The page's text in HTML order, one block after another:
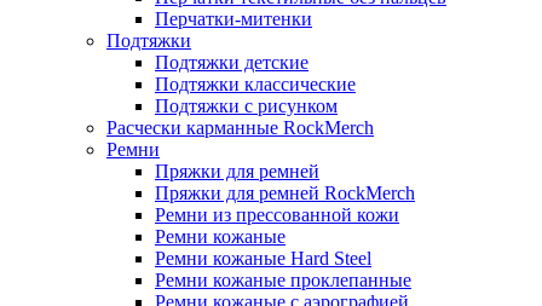
Перчатки-митенки
Подтяжки
Подтяжки детские
Подтяжки классические
Подтяжки с рисунком
Расчески карманные RockMerch
Ремни
Пряжки для ремней
Пряжки для ремней RockMerch
Ремни из прессованной кожи
Ремни кожаные
Ремни кожаные Hard Steel
Ремни кожаные проклепанные
Ремни кожаные с аэрографией